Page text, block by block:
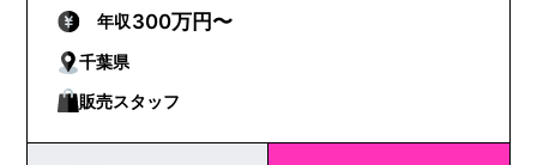
年収300万円〜
千葉県
販売スタッフ